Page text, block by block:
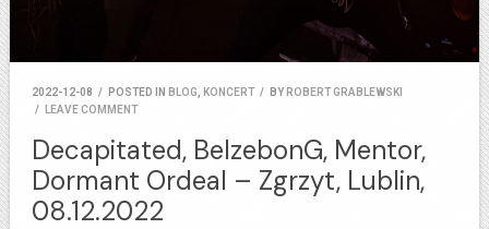
2022-12-08 / POSTED IN BLOG KONCERT / BY ROBERT GRABLEWSKI
/
LEAVE COMMENT
Decapitated, BelzebonG, Mentor,
Dormant Ordeal – Zgrzyt, Lublin,
08.12.2022